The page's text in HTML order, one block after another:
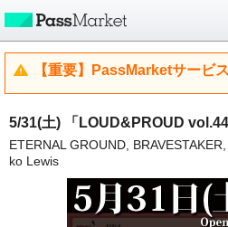
【重要】PassMarketサービ
5/31(土) 「LOUD&PROUD
ETERNAL GROUND,
ko Lewis